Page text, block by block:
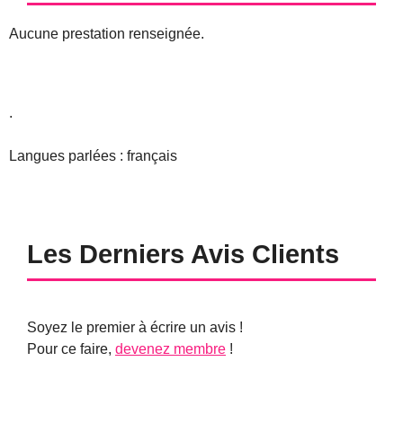
Aucune prestation renseignée.
.
Langues parlées : français
Les Derniers Avis Clients
Soyez le premier à écrire un avis !
Pour ce faire, devenez membre !